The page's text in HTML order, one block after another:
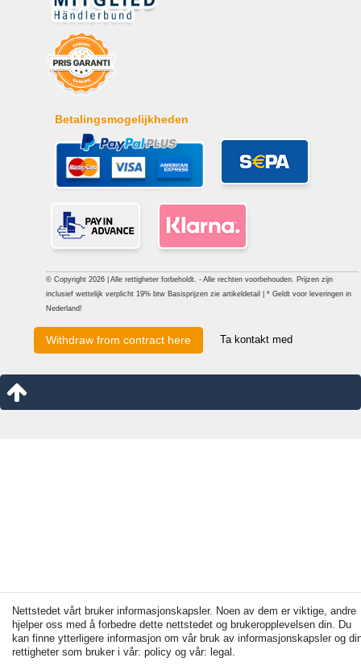
Betalingsmogelijkheden
© Copyright 2026 | Alle rettigheter forbeholdt. - Alle rechten voorbehouden. Prijzen zijn
inclusief wettelijk verplicht 19% btw Basisprijzen zie artikeldetail | * Geldt voor leveringen in
Nederland!
Withdraw from contract here Ta kontakt med
Nettstedet vårt bruker informasjonskapsler. Noen av dem er viktige, andre
hjelper oss med å forbedre dette nettstedet og brukeropplevelsen din. Du
kan finne ytterligere informasjon om vår bruk av informasjonskapsler og
rettigheter som bruker i vår: policy og vår: legal.